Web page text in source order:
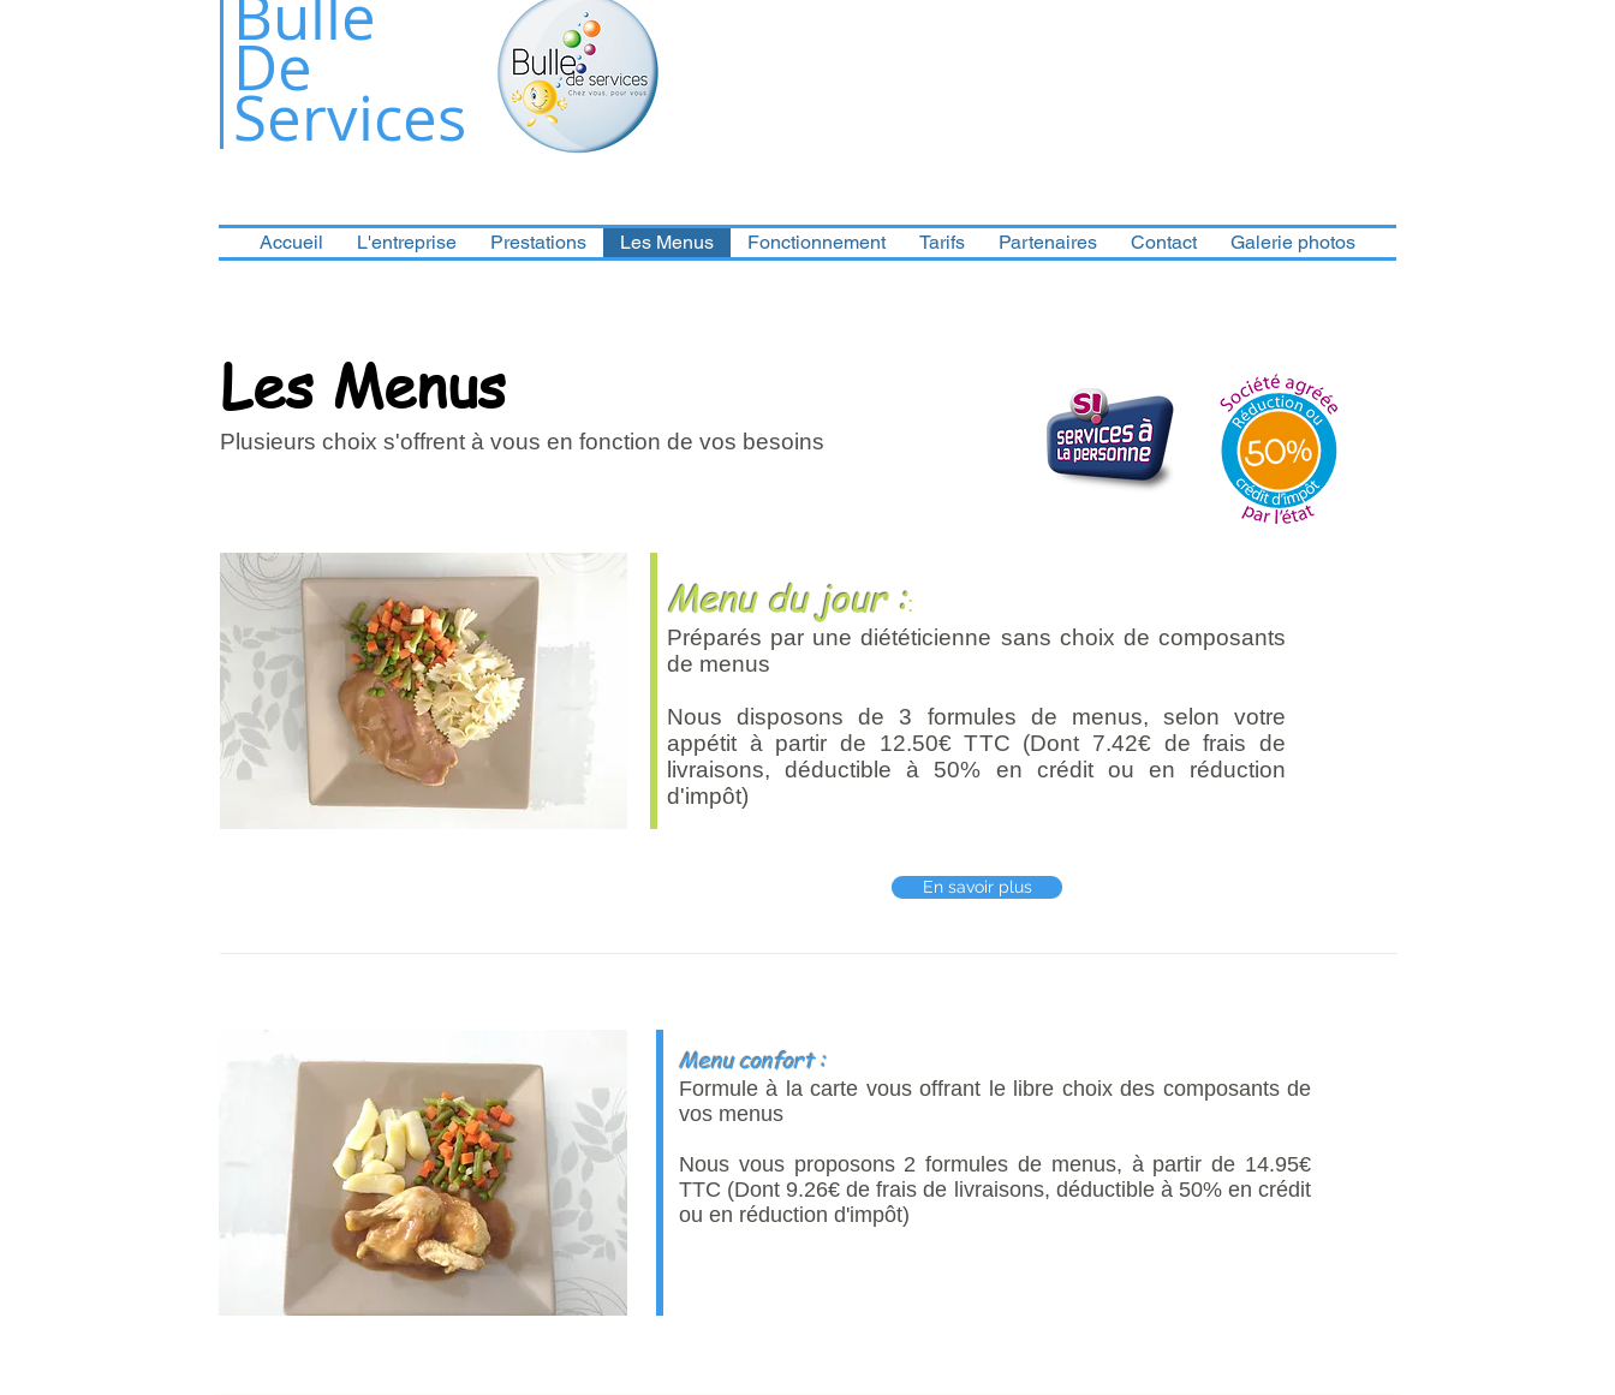
​Bulle
De
Services
Accueil L'entreprise Prestations Les Menus Fonctionnement Tarifs Partenaires Contact Galerie photos
Les Menus
Plusieurs choix s'offrent à vous en fonction de vos besoins
Menu du jour ::
Préparés par une diététicienne sans choix de composants
de menus
Nous disposons de 3 formules de menus, selon votre
appétit à partir de 12.50€ TTC (Dont 7.42€ de frais de
livraisons, déductible à 50% en crédit ou en réduction
d'impôt)
En savoir plus
Menu confort :
Formule à la carte vous offrant le libre choix des composants de
vos menus
Nous vous proposons 2 formules de menus, à partir de 14.95€
TTC (Dont 9.26€ de frais de livraisons, déductible à 50% en crédit
ou en réduction d'impôt)